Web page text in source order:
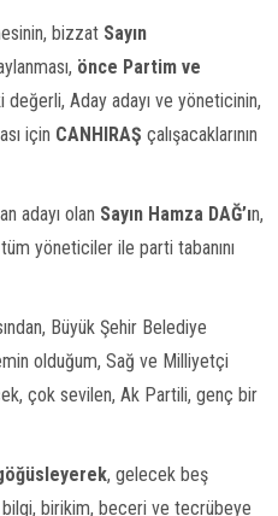
bizzat Sayın
önce Partim ve
Aday adayı ve yöneticinin,
için CANHIRAŞ çalışacaklarının
adayı olan Sayın Hamza DAĞ’ın,
yöneticiler ile parti tabanını
Büyük Şehir Belediye
olduğum, Sağ ve Milliyetçi
çok sevilen, Ak Partili, genç bir
, gelecek beş
birikim, beceri ve tecrübeye